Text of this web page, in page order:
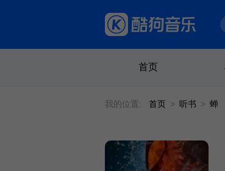
首页
我的位置: 首页 > 听书 > 蝉